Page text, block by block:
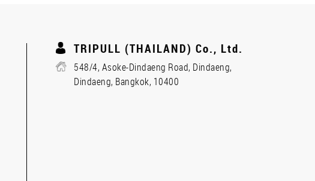
TRIPULL (THAILAND) Co., Ltd.
548/4, Asoke-Dindaeng Road, Dindaeng,
Dindaeng, Bangkok, 10400